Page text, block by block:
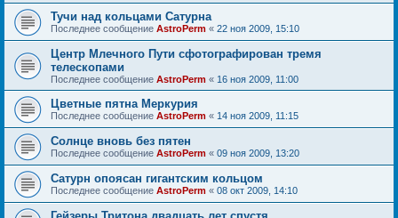
Тучи над кольцами Сатурна
Последнее сообщение AstroPerm « 22 ноя 2009, 15:10
Центр Млечного Пути сфотографирован тремя
телескопами
Последнее сообщение AstroPerm « 16 ноя 2009, 11:00
Цветные пятна Меркурия
Последнее сообщение AstroPerm « 14 ноя 2009, 11:15
Солнце вновь без пятен
Последнее сообщение AstroPerm « 09 ноя 2009, 13:20
Сатурн опоясан гигантским кольцом
Последнее сообщение AstroPerm « 08 окт 2009, 14:10
Гейзеры Тритона двадцать лет спустя